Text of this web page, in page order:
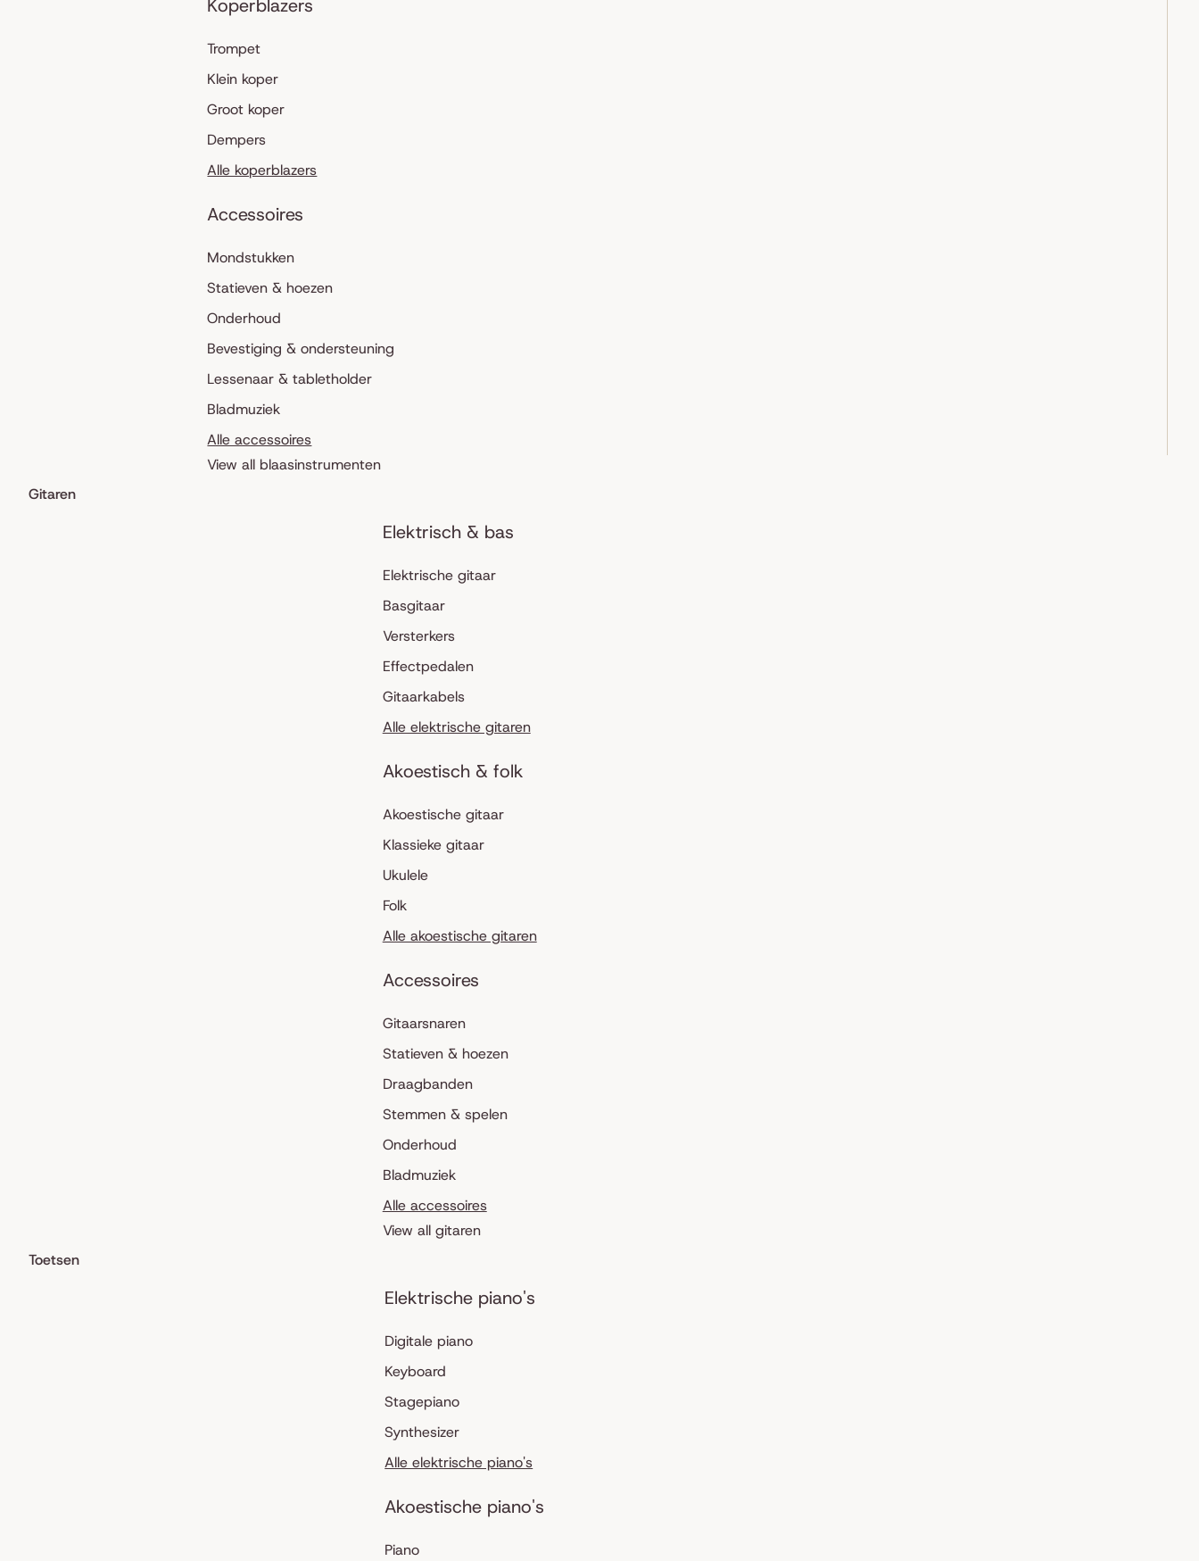
Koperblazers
Trompet
Klein koper
Groot koper
Dempers
Alle koperblazers
Accessoires
Mondstukken
Statieven & hoezen
Onderhoud
Bevestiging & ondersteuning
Lessenaar & tabletholder
Bladmuziek
Alle accessoires
View all blaasinstrumenten
Gitaren
Elektrisch & bas
Elektrische gitaar
Basgitaar
Versterkers
Effectpedalen
Gitaarkabels
Alle elektrische gitaren
Akoestisch & folk
Akoestische gitaar
Klassieke gitaar
Ukulele
Folk
Alle akoestische gitaren
Accessoires
Gitaarsnaren
Statieven & hoezen
Draagbanden
Stemmen & spelen
Onderhoud
Bladmuziek
Alle accessoires
View all gitaren
Toetsen
Elektrische piano's
Digitale piano
Keyboard
Stagepiano
Synthesizer
Alle elektrische piano's
Akoestische piano's
Piano